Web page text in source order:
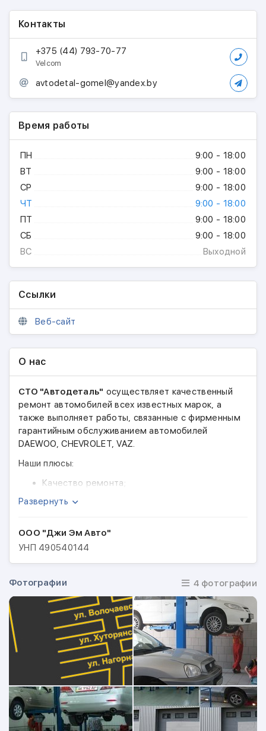
Контакты
+375 (44) 793-70-77
Velcom
avtodetal-gomel@yandex.by
Время работы
ПН
9:00 - 18:00
ВТ
9:00 - 18:00
СР
9:00 - 18:00
ЧТ
9:00 - 18:00
ПТ
9:00 - 18:00
СБ
9:00 - 18:00
ВС
Выходной
Ссылки
Веб-сайт
О нас
СТО "Автодеталь" осуществляет качественный
ремонт автомобилей всех известных марок, а
также выполняет работы, связанные с фирменным
гарантийным обслуживанием автомобилей
DAEWOO, CHEVROLET, VAZ.
Наши плюсы:
Качество ремонта;
Собственный дисконт магазин запасных
Диагностика ходовой части + широкий ряд
сервисов – бесплатно;
Гарантия на работы – 36 месяцев;
качество;
Ремонт, выполненный без согласования с
Вами – за счет СТО;
Вы не платите за отсутствие результатов
диагностики и ремонта;
Наличный и безналичный расчёт;
Наша цель – делать свою работу так, чтобы Вы
стали нашим клиентом на долгие годы. Ждём Вас!
Развернуть
ООО "Джи Эм Авто"
УНП 490540144
Фотографии 4 фотографии